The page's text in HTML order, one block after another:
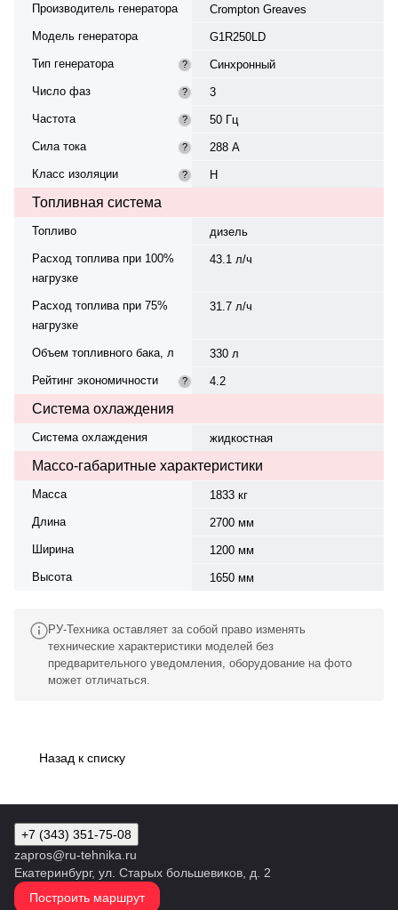
Производитель генератора
Crompton Greaves
Модель генератора
G1R250LD
Тип генератора
?
Синхронный
Число фаз
?
3
Частота
?
50 Гц
Сила тока
?
288 А
Класс изоляции
? H
Топливная система
Топливо
дизель
Расход топлива при 100%
нагрузке
43.1 л/ч
Расход топлива при 75%
нагрузке
31.7 л/ч
Объем топливного бака, л
330 л
Рейтинг экономичности
? 4.2
Система охлаждения
Система охлаждения жидкостная
Массо-габаритные характеристики
Масса
1833 кг
Длина
2700 мм
Ширина
1200 мм
Высота
1650 мм
РУ-Техника оставляет за собой право изменять
технические характеристики моделей без
предварительного уведомления, оборудование на фото
может отличаться.
Назад к списку
+7 (343) 351-75-08
zapros@ru-tehnika.ru
Екатеринбург, ул. Старых большевиков, д. 2
Построить маршрут